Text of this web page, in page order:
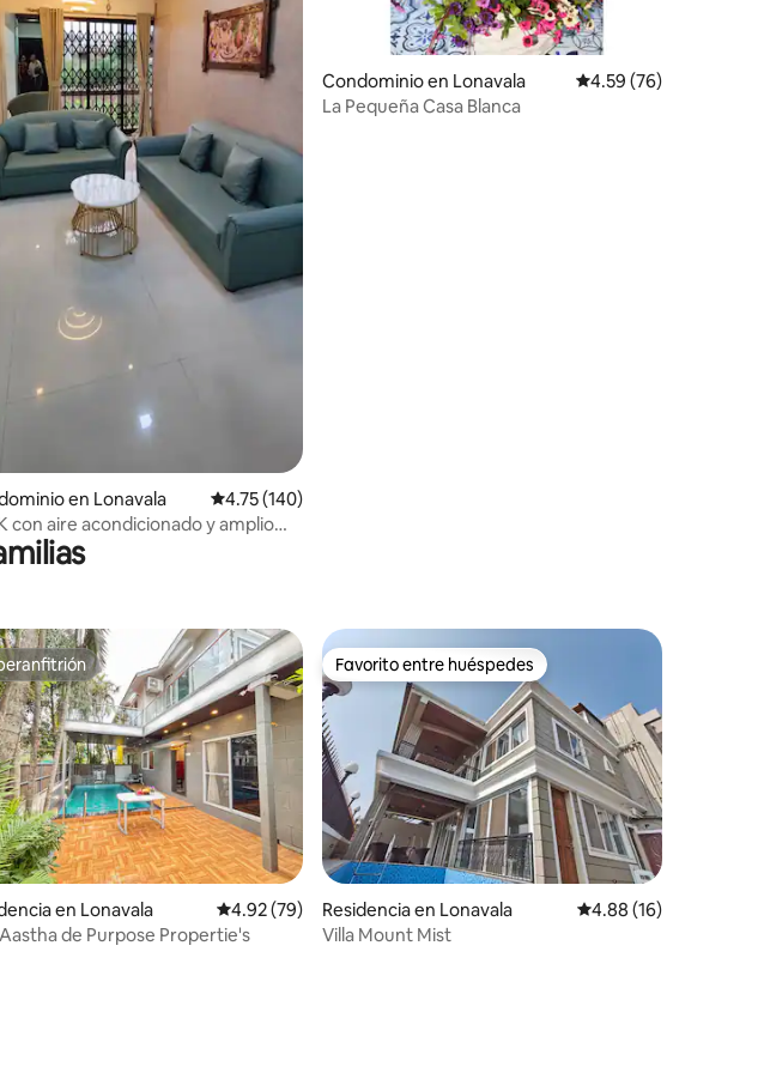
en Lonavala Calificación promedio: 4.75 de 5; 140 evaluaciones
4.75 (140)
con aire acondicionado y amplio
para fiestas
Condominio en Lonavala Calificación
4.59 (76)
La Pequeña Casa Blanca
en Lonavala Calificación promedio: 4.92 de 5; 79 evaluaciones
4.92 (79)
de Purpose Propertie's
Favorito entre huéspedes
Favorito entre huéspedes
Residencia en Lonavala Calificación
4.88 (16)
Villa Mount Mist